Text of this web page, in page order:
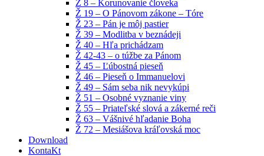
Ž 8 – Korunovanie človeka
Ž 19 – O Pánovom zákone – Tóre
Ž 23 – Pán je môj pastier
Ž 39 – Modlitba v beznádeji
Ž 40 – Hľa prichádzam
Ž 42-43 – o túžbe za Pánom
Ž 45 – Ľúbostná pieseň
Ž 46 – Pieseň o Immanuelovi
Ž 49 – Sám seba nik nevykúpi
Ž 51 – Osobné vyznanie viny
Ž 55 – Priateľské slová a zákerné reči
Ž 63 – Vášnivé hľadanie Boha
Ž 72 – Mesiášova kráľovská moc
Download
KontaKt